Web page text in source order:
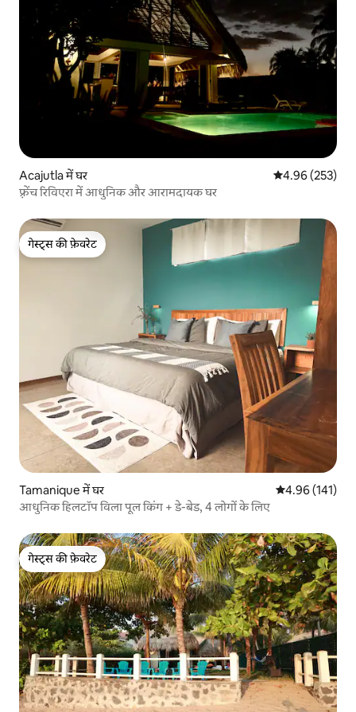
Acajutla में घर औसत रेटिंग 5 में से
4.96 (253)
फ़्रेंच रिविएरा में आधुनिक और आरामदायक घर
गेस्ट्स की फ़ेवरेट
गेस्ट्स की फ़ेवरेट
Tamanique में घर औसत रेटिंग 5 में से
4.96 (141)
आधुनिक हिलटॉप विला पूल किंग + डे-बेड, 4 लोगों के लिए
गेस्ट्स की फ़ेवरेट
गेस्ट्स की फ़ेवरेट